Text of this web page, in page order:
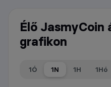
Élő JasmyCoin
grafikon
1Ó 1N 1H 1Hó